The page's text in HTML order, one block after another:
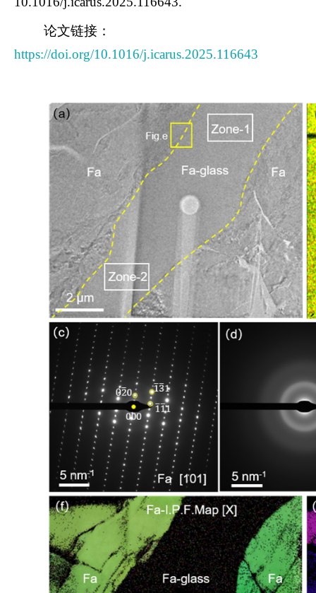
论文链接：
https://doi.org/10.1016/j.icarus.2025.116643